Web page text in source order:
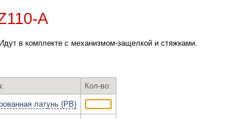
A
в комплекте с механизмом-защелкой и стяжками.
Кол-во:
латунь (PB)